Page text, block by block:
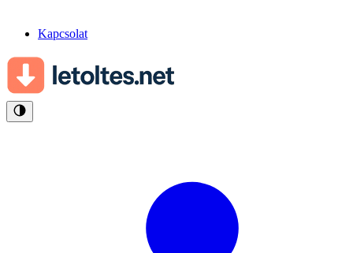
Kapcsolat